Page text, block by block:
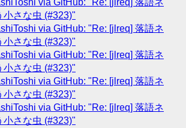
小さな虫 (#323)"
via GitHub: "Re: [jlreq] 落語ネ
小さな虫 (#323)"
via GitHub: "Re: [jlreq] 落語ネ
小さな虫 (#323)"
via GitHub: "Re: [jlreq] 落語ネ
小さな虫 (#323)"
via GitHub: "Re: [jlreq] 落語ネ
小さな虫 (#323)"